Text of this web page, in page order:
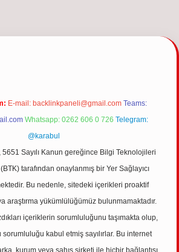
E-mail: backlinkpaneli@gmail.com Teams:
Whatsapp: 0262 606 0 726 Telegram:
@karabul
5651 Sayılı Kanun gereğince Bilgi Teknolojileri
tarafından onaylanmış bir Yer Sağlayıcı
Bu nedenle, sitedeki içerikleri proaktif
araştırma yükümlülüğümüz bulunmamaktadır.
içeriklerin sorumluluğunu taşımakta olup,
kabul etmiş sayılırlar. Bu internet
kurum veya şahıs şirketi ile hiçbir bağlantısı